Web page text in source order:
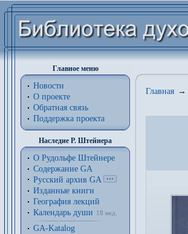
Главное меню
Новости
О проекте
Обратная связь
Поддержка проекта
Наследие Р. Штейнера
О Рудольфе Штейнере
Содержание GA
Русский архив GA
Изданные книги
География лекций
Календарь души
18 нед.
GA-Katalog
Главная →